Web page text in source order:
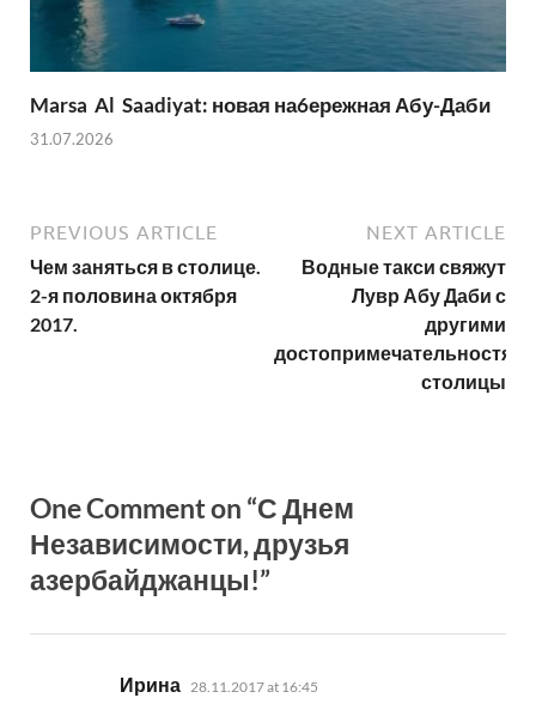
Marsa Al Saadiyat: новая на6ережная Абу-Даби
31.07.2026
PREVIOUS ARTICLE
Чем заняться в столице.
2-я половина октября
2017.
NEXT ARTICLE
Водные такси свяжут
Лувр Абу Даби с
другими
столицы
One Comment on “С Днем
Независимости, друзья
азербайджанцы!”
Ирина says:
28.11.2017 at 16:45